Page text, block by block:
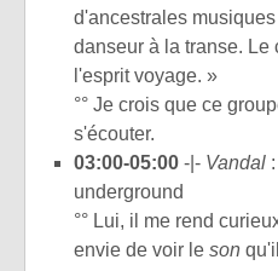
d'ancestrales
danseur à la transe. Le
l'esprit voyage. »
°° Je crois que ce
s'écouter.
03:00-05:00 -|- Vandal
underground
°° Lui, il me rend
envie de voir le son